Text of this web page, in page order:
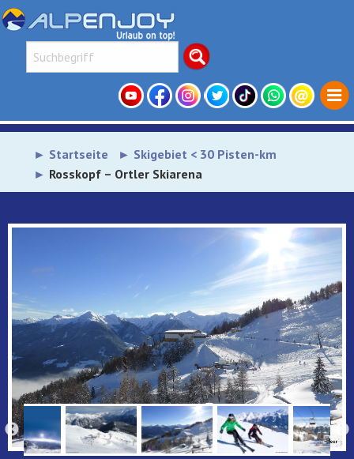
Startseite
Skigebiet < 30 Pisten-km
Rosskopf – Ortler Skiarena